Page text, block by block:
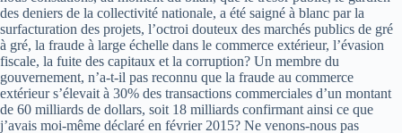
des deniers de la collectivité nationale, a été saigné à blanc par la
surfacturation des projets, l’octroi douteux des marchés publics de gré
à gré, la fraude à large échelle dans le commerce extérieur, l’évasion
fiscale, la fuite des capitaux et la corruption? Un membre du
gouvernement, n’a-t-­il pas reconnu que la fraude au commerce
extérieur s’élevait à 30% des transactions commerciales d’un montant
de 60 milliards de dollars, soit 18 milliards confirmant ainsi ce que
j’avais moi­-même déclaré en février 2015? Ne venons-nous pas